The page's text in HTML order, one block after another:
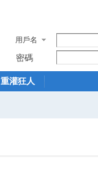
用戶名
密碼
重灌狂人